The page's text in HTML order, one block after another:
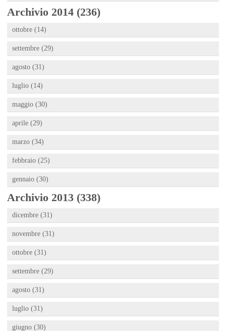
Archivio 2014 (236)
ottobre (14)
settembre (29)
agosto (31)
luglio (14)
maggio (30)
aprile (29)
marzo (34)
febbraio (25)
gennaio (30)
Archivio 2013 (338)
dicembre (31)
novembre (31)
ottobre (31)
settembre (29)
agosto (31)
luglio (31)
giugno (30)